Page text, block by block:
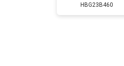
HBG23B460